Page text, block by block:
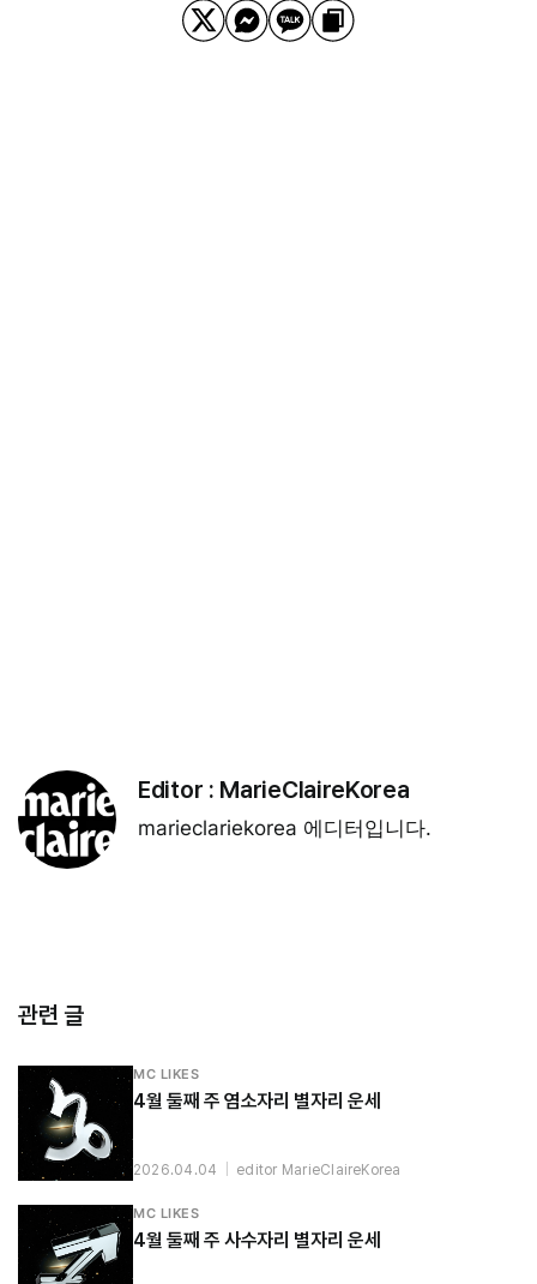
Editor : MarieClaireKorea
marieclariekorea 에디터입니다.
관련 글
MC LIKES
4월 둘째 주 염소자리 별자리 운세
2026.04.04 editor MarieClaireKorea
MC LIKES
4월 둘째 주 사수자리 별자리 운세